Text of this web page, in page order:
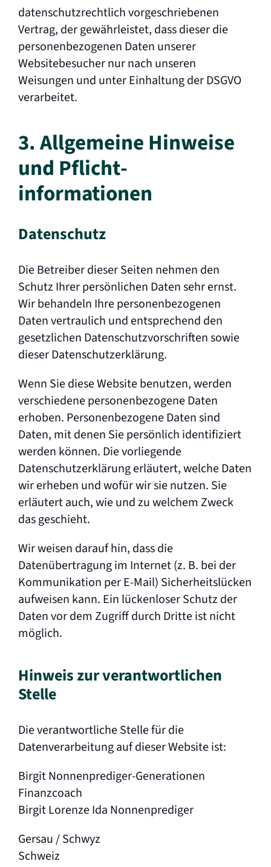
datenschutzrechtlich vorgeschriebenen
Vertrag, der gewährleistet, dass dieser die
personenbezogenen Daten unserer
Websitebesucher nur nach unseren
Weisungen und unter Einhaltung der DSGVO
verarbeitet.
3. Allgemeine Hinweise
und Pflicht­
informationen
Datenschutz
Die Betreiber dieser Seiten nehmen den
Schutz Ihrer persönlichen Daten sehr ernst.
Wir behandeln Ihre personenbezogenen
Daten vertraulich und entsprechend den
gesetzlichen Datenschutzvorschriften sowie
dieser Datenschutzerklärung.
Wenn Sie diese Website benutzen, werden
verschiedene personenbezogene Daten
erhoben. Personenbezogene Daten sind
Daten, mit denen Sie persönlich identifiziert
werden können. Die vorliegende
Datenschutzerklärung erläutert, welche Daten
wir erheben und wofür wir sie nutzen. Sie
erläutert auch, wie und zu welchem Zweck
das geschieht.
Wir weisen darauf hin, dass die
Datenübertragung im Internet (z. B. bei der
Kommunikation per E-Mail) Sicherheitslücken
aufweisen kann. Ein lückenloser Schutz der
Daten vor dem Zugriff durch Dritte ist nicht
möglich.
Hinweis zur verantwortlichen
Stelle
Die verantwortliche Stelle für die
Datenverarbeitung auf dieser Website ist:
Birgit Nonnenprediger-Generationen
Finanzcoach
Birgit Lorenze Ida Nonnenprediger
Gersau / Schwyz
Schweiz